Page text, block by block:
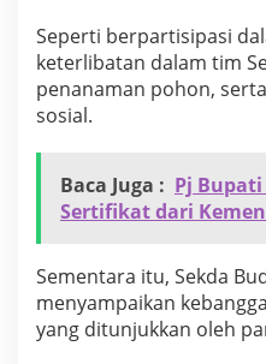
Seperti berpartisipasi
keterlibatan dalam tim
penanaman pohon,
sosial.
Baca Juga : Pj
Sertifikat dari
Sementara itu, Sekda
menyampaikan
yang ditunjukkan oleh